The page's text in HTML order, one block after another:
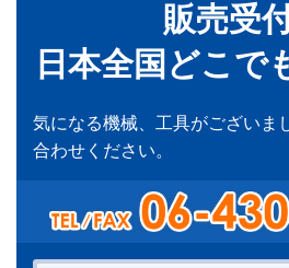
販売受
日本全国どこで
気になる機械、工具がございま
合わせください。